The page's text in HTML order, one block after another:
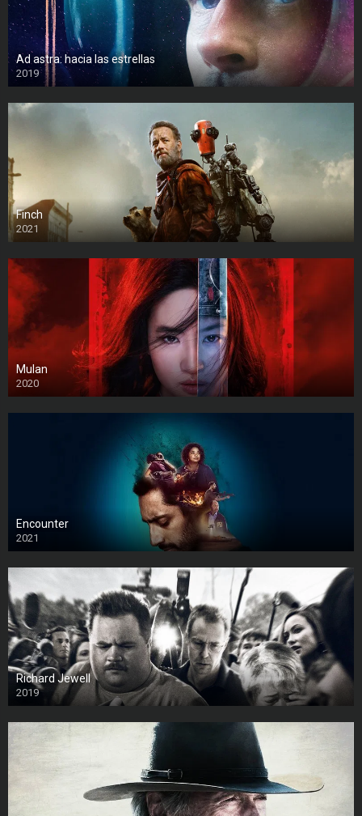
Ad astra: hacia las estrellas
2019
Finch
2021
Mulan
2020
Encounter
2021
Richard Jewell
2019